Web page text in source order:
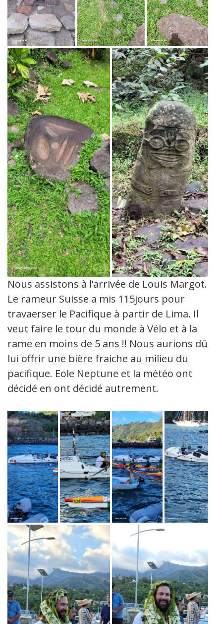
Nous assistons à l’arrivée de Louis Margot.
Le rameur Suisse a mis 115jours pour
travaerser le Pacifique à partir de Lima. Il
veut faire le tour du monde à Vélo et à la
rame en moins de 5 ans !! Nous aurions dû
lui offrir une bière fraiche au milieu du
pacifique. Eole Neptune et la météo ont
décidé en ont décidé autrement.